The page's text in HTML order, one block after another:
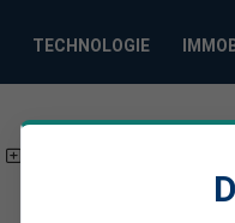
TECHNOLOGIE